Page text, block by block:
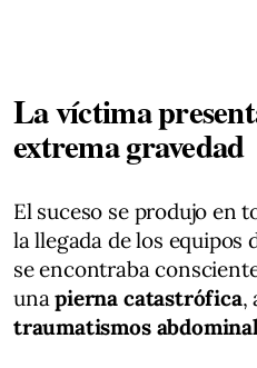
La víctima
extrema gravedad
El suceso se produjo en
la llegada de los equipos
se encontraba
unapierna catastrófica,
traumatismos